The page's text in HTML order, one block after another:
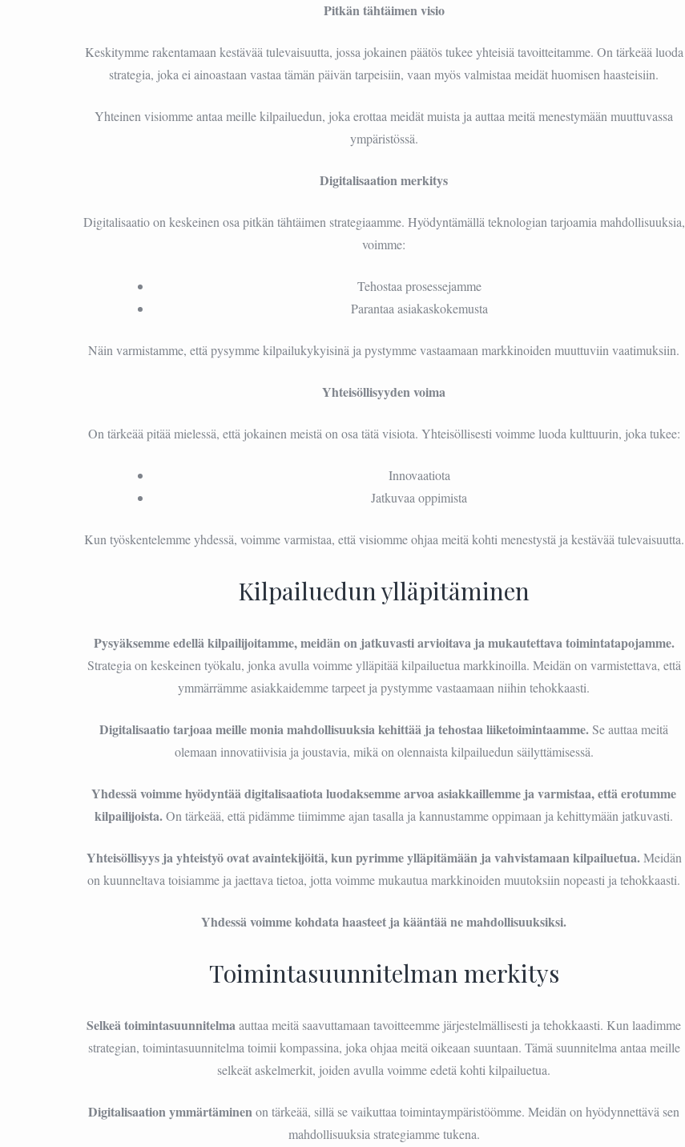
Pitkän tähtäimen visio
Keskitymme rakentamaan kestävää tulevaisuutta, jossa jokainen päätös tukee yhteisiä tavoitteitamme. On tärkeää luoda
strategia, joka ei ainoastaan vastaa tämän päivän tarpeisiin, vaan myös valmistaa meidät huomisen haasteisiin.
Yhteinen visiomme antaa meille kilpailuedun, joka erottaa meidät muista ja auttaa meitä menestymään muuttuvassa
ympäristössä.
Digitalisaation merkitys
Digitalisaatio on keskeinen osa pitkän tähtäimen strategiaamme. Hyödyntämällä teknologian tarjoamia mahdollisuuksia,
voimme:
Tehostaa prosessejamme
Parantaa asiakaskokemusta
Näin varmistamme, että pysymme kilpailukykyisinä ja pystymme vastaamaan markkinoiden muuttuviin vaatimuksiin.
Yhteisöllisyyden voima
On tärkeää pitää mielessä, että jokainen meistä on osa tätä visiota. Yhteisöllisesti voimme luoda kulttuurin, joka tukee:
Innovaatiota
Jatkuvaa oppimista
Kun työskentelemme yhdessä, voimme varmistaa, että visiomme ohjaa meitä kohti menestystä ja kestävää tulevaisuutta.
Kilpailuedun ylläpitäminen
Pysyäksemme edellä kilpailijoitamme, meidän on jatkuvasti arvioitava ja mukautettava toimintatapojamme.
Strategia on keskeinen työkalu, jonka avulla voimme ylläpitää kilpailuetua markkinoilla. Meidän on varmistettava, että
ymmärrämme asiakkaidemme tarpeet ja pystymme vastaamaan niihin tehokkaasti.
Digitalisaatio tarjoaa meille monia mahdollisuuksia kehittää ja tehostaa liiketoimintaamme.Se auttaa meitä
olemaan innovatiivisia ja joustavia, mikä on olennaista kilpailuedun säilyttämisessä.
Yhdessä voimme hyödyntää digitalisaatiota luodaksemme arvoa asiakkaillemme ja varmistaa, että erotumme
kilpailijoista.On tärkeää, että pidämme tiimimme ajan tasalla ja kannustamme oppimaan ja kehittymään jatkuvasti.
Yhteisöllisyys ja yhteistyö ovat avaintekijöitä, kun pyrimme ylläpitämään ja vahvistamaan kilpailuetua.Meidän
on kuunneltava toisiamme ja jaettava tietoa, jotta voimme mukautua markkinoiden muutoksiin nopeasti ja tehokkaasti.
Yhdessä voimme kohdata haasteet ja kääntää ne mahdollisuuksiksi.
Toimintasuunnitelman merkitys
Selkeä toimintasuunnitelmaauttaa meitä saavuttamaan tavoitteemme järjestelmällisesti ja tehokkaasti. Kun laadimme
strategian, toimintasuunnitelma toimii kompassina, joka ohjaa meitä oikeaan suuntaan. Tämä suunnitelma antaa meille
selkeät askelmerkit, joiden avulla voimme edetä kohti kilpailuetua.
Digitalisaation ymmärtäminenon tärkeää, sillä se vaikuttaa toimintaympäristöömme. Meidän on hyödynnettävä sen
mahdollisuuksia strategiamme tukena.